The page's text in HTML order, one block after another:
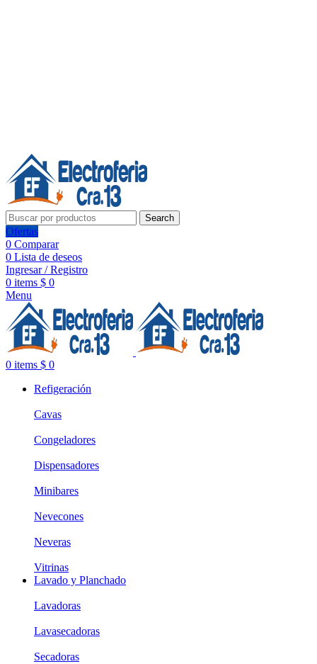
Search
Ofertas
0 Comparar
0 Lista de deseos
Ingresar / Registro
0 items $ 0
Menu
0 items $ 0
Refigeración
Cavas
Congeladores
Dispensadores
Minibares
Nevecones
Neveras
Vitrinas
Lavado y Planchado
Lavadoras
Lavasecadoras
Secadoras